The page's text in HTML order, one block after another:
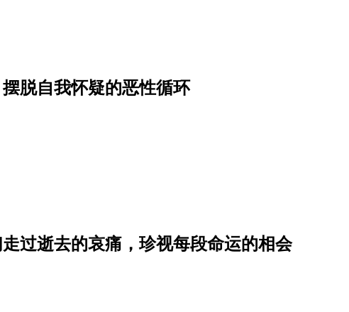
脱自我怀疑的恶性循环
过逝去的哀痛，珍视每段命运的相会